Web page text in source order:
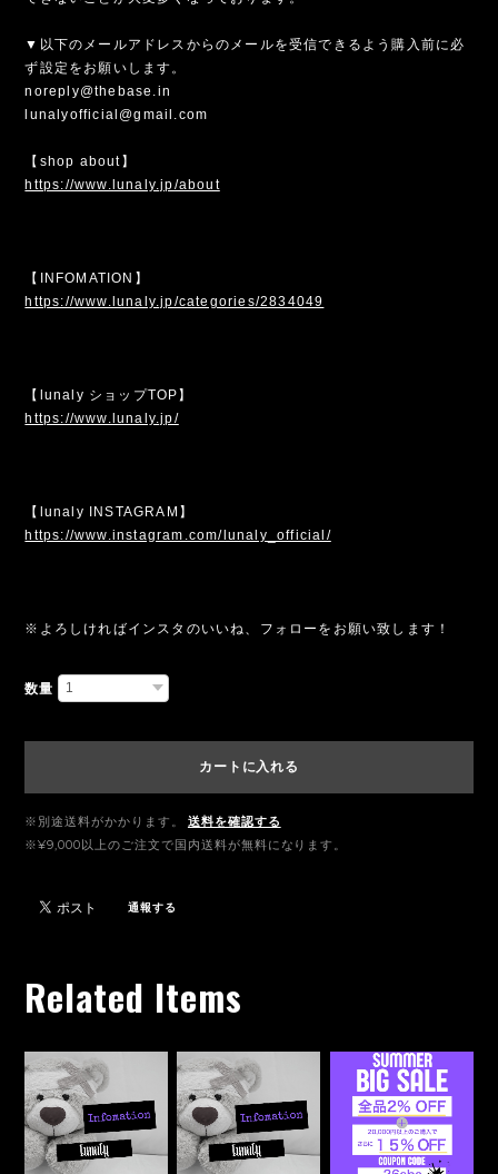
▼以下のメールアドレスからのメールを受信できるよう購入前に必
ず設定をお願いします。
noreply@thebase.in
lunalyofficial@gmail.com
【shop about】
https://www.lunaly.jp/about
【INFOMATION】
https://www.lunaly.jp/categories/2834049
【lunaly ショップTOP】
https://www.lunaly.jp/
【lunaly INSTAGRAM】
https://www.instagram.com/lunaly_official/
※よろしければインスタのいいね、フォローをお願い致します！
数量
カートに入れる
※別途送料がかかります。
送料を確認する
※¥9,000以上のご注文で国内送料が無料になります。
通報する
Related Items